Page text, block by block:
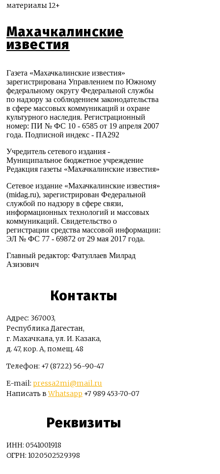
материалы 12+
Махачкалинские
известия
Газета «Махачкалинские известия»
зарегистрирована Управлением по Южному
федеральному округу Федеральной службы
по надзору за соблюдением законодательства
в сфере массовых коммуникаций и охране
культурного наследия. Регистрационный
номер: ПИ № ФС 10 - 6585 от 19 апреля 2007
года. Подписной индекс - ПА292
Учредитель сетевого издания -
Муниципальное бюджетное учреждение
Редакция газеты «Махачкалинские известия»
Сетевое издание «Махачкалинские известия»
(midag.ru), зарегистрирован Федеральной
службой по надзору в сфере связи,
информационных технологий и массовых
коммуникаций. Свидетельство о
регистрации средства массовой информации:
ЭЛ № ФС 77 - 69872 от 29 мая 2017 года.
Главный редактор: Фатуллаев Милрад
Азизович
Контакты
Адрес: 367003,
Республика Дагестан,
г. Махачкала, ул. И. Казака,
д. 47, кор. А, помещ. 48
Телефон: +7 (8722) 56-90-47
E-mail: pressa2mi@mail.ru
Написать вWhatsapp +7 989 453-70-07
Реквизиты
ИНН: 0541001918
ОГРН: 1020502529398